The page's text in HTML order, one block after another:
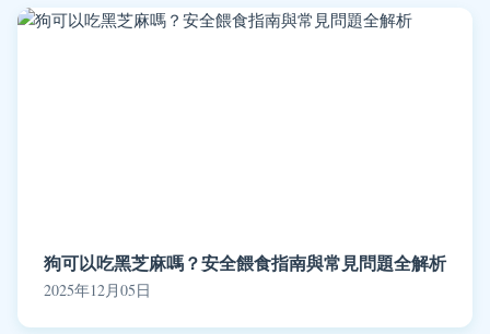
狗可以吃黑芝麻嗎？安全餵食指南與常見問題全解析
2025年12月05日